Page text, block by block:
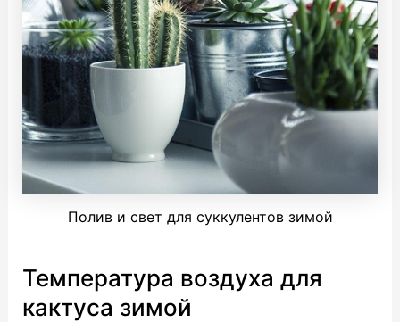
Полив и свет для суккулентов зимой
Температура воздуха для
кактуса зимой